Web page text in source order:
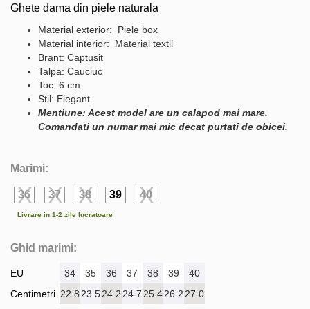
Ghete dama din piele naturala
Material exterior: Piele box
Material interior: Material textil
Brant: Captusit
Talpa: Cauciuc
Toc: 6 cm
Stil: Elegant
Mentiune: Acest model are un calapod mai mare.
Comandati un numar mai mic decat purtati de obicei.
Marimi:
36 37 38 39 40
Livrare in 1-2 zile lucratoare
Ghid marimi:
EU
Centimetri
34 35 36 37 38 39
40
22.8 23.524.2 24.7 25.426.2 27.0